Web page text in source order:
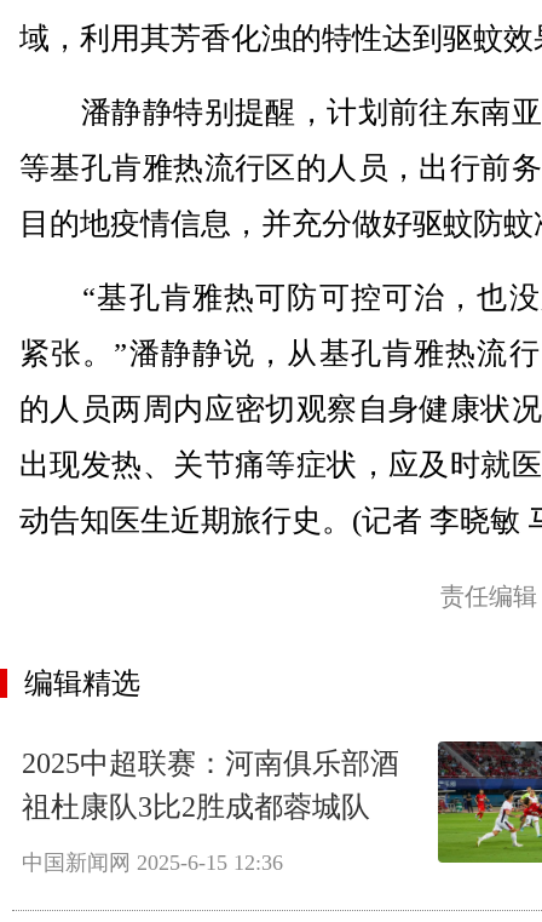
域，利用其芳香化浊的特性达到驱蚊效
潘静静特别提醒，计划前往东南
等基孔肯雅热流行区的人员，出行前
目的地疫情信息，并充分做好驱蚊防
“基孔肯雅热可防可控可治，也没
紧张。”潘静静说，从基孔肯雅热流
的人员两周内应密切观察自身健康状
出现发热、关节痛等症状，应及时就
动告知医生近期旅行史。(记者 李晓敏
责任编
编辑精选
2025中超联赛：河南俱乐部酒
祖杜康队3比2胜成都蓉城队
中国新闻网 2025-6-15 12:36